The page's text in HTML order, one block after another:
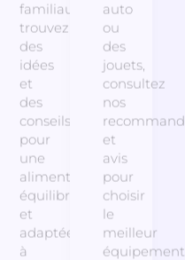
familiaux,
trouvez
des
idées
et
des
conseils
pour
une
alimentation
équilibrée
et
adaptée
à
auto
ou
des
jouets,
consultez
nos
et
avis
pour
choisir
le
meilleur
équipement